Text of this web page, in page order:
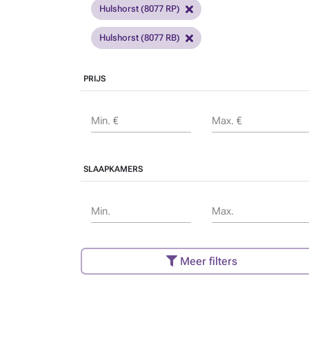
Hulshorst (8077 RP)
Hulshorst (8077 RB)
PRIJS
Min. € Max. €
SLAAPKAMERS
Min. Max.
Meer filters